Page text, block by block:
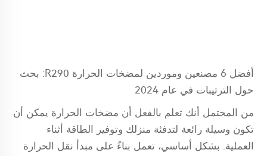
أفضل 6 مصنعين وموردين لمضخات الحرارة R290: بحث
حول الترتيبات في عام 2024
من المحتمل أنك تعلم بالفعل أن مضخات الحرارة يمكن أن
تكون وسيلة رائعة لتدفئة منزلك وتوفير الطاقة أثناء
العملية. بشكل أساسي، تعمل بناءً على مبدأ نقل الحرارة